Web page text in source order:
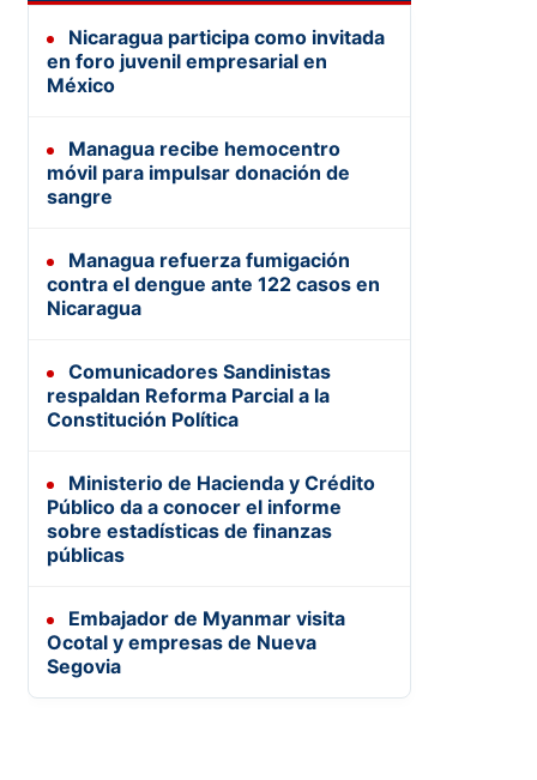
Nicaragua participa como invitada
en foro juvenil empresarial en
México
Managua recibe hemocentro
móvil para impulsar donación de
sangre
Managua refuerza fumigación
contra el dengue ante 122 casos en
Nicaragua
Comunicadores Sandinistas
respaldan Reforma Parcial a la
Constitución Política
Ministerio de Hacienda y Crédito
Público da a conocer el informe
sobre estadísticas de finanzas
públicas
Embajador de Myanmar visita
Ocotal y empresas de Nueva
Segovia